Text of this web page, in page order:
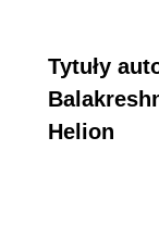
Tytuły
Helion